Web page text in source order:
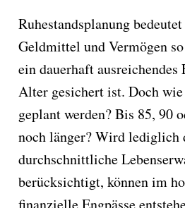
Ruhestandsplanung
Geldmittel und Vermögen
ein dauerhaft
Alter gesichert ist. Doch wie
geplant werden? Bis 85, 90
noch länger? Wird lediglich
durchschnittliche
berücksichtigt, können im